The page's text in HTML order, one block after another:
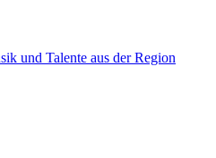
und Talente aus der Region